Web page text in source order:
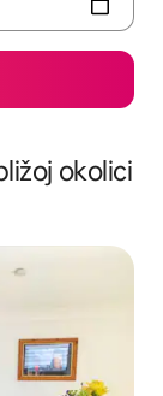
okolici